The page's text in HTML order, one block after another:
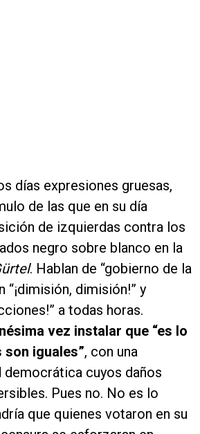
días expresiones gruesas,
de las que en su día
de izquierdas contra los
negro sobre blanco en la
. Hablan de “gobierno de la
“¡dimisión, dimisión!” y
a todas horas.
vez instalar que “es lo
son iguales”, con una
democrática cuyos daños
Pues no. No es lo
que quienes votaron en su